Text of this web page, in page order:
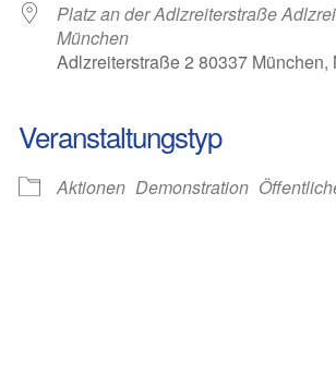
iCalendar
Platz an der Adlzreiterstraße
München
Adlzreiterstraße 2 80337 München,
Veranstaltungstyp
Aktionen Demonstration